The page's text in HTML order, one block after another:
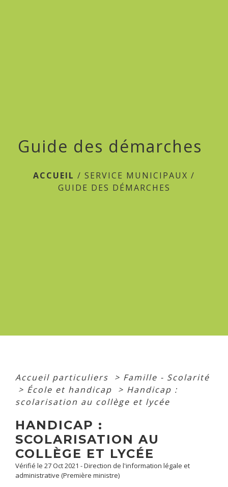
Guide des démarches
ACCUEIL / SERVICE MUNICIPAUX /
GUIDE DES DÉMARCHES
Accueil particuliers > Famille - Scolarité
> École et handicap > Handicap :
scolarisation au collège et lycée
HANDICAP :
SCOLARISATION AU
COLLÈGE ET LYCÉE
Vérifié le 27 Oct 2021 - Direction de l'information légale et
administrative (Première ministre)